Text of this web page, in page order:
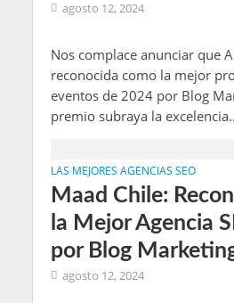
agosto 12, 2024
Nos complace anunciar que
reconocida como la mejor
eventos de 2024 por Blog
premio subraya la
LAS MEJORES AGENCIAS SEO
Maad Chile:
la Mejor Agencia
por Blog
agosto 12, 2024